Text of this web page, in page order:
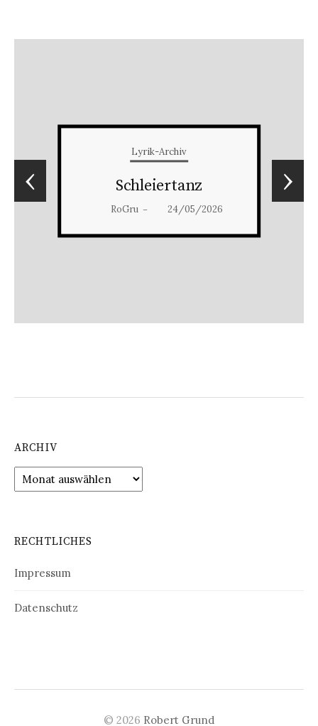
Lyrik-Archiv
Schleiertanz
RoGru – 24/05/2026
‹ ›
ARCHIV
Archiv
RECHTLICHES
Impressum
Datenschutz
© 2026 Robert Grund